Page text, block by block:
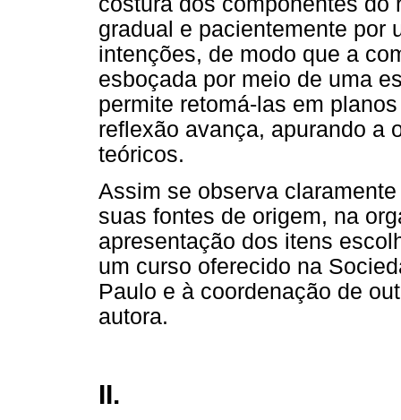
gradual e pacientemente por
intenções, de modo que a
esboçada por meio de uma
permite retomá-las em
reflexão avança, apurando a
teóricos.
Assim se observa
suas fontes de origem, na
apresentação dos itens
um curso oferecido na
Paulo e à coordenação de
autora.
II.